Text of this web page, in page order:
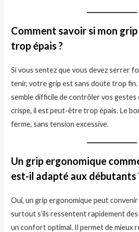
Comment savoir si mon
trop épais ?
Si vous sentez que vous devez serrer
tenir, votre grip est sans doute trop fin.
semble difficile de contrôler vos gestes
crispe, il est peut-être trop épais. Le
ferme, sans tension excessive.
Un grip ergonomique
est-il adapté aux débutants
Oui, un grip ergonomique peut
surtout s’ils ressentent rapidement
un confort optimal. Il permet de mieux